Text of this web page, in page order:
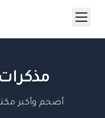
أضخم وأكبر